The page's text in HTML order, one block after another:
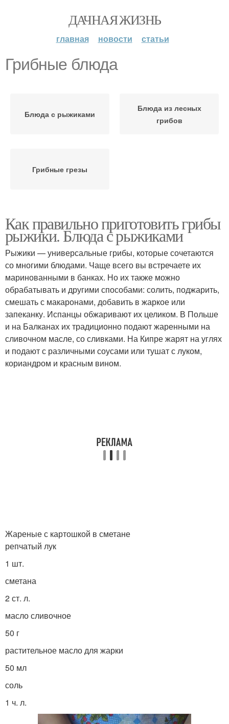
ДАЧНАЯ ЖИЗНЬ
главная новости статьи
Грибные блюда
Блюда с рыжиками
Блюда из лесных
грибов
Грибные грезы
Как правильно приготовить грибы
рыжики. Блюда с рыжиками
Рыжики — универсальные грибы, которые сочетаются
со многими блюдами. Чаще всего вы встречаете их
маринованными в банках. Но их также можно
обрабатывать и другими способами: солить, поджарить,
смешать с макаронами, добавить в жаркое или
запеканку. Испанцы обжаривают их целиком. В Польше
и на Балканах их традиционно подают жаренными на
сливочном масле, со сливками. На Кипре жарят на углях
и подают с различными соусами или тушат с луком,
кориандром и красным вином.
Жареные с картошкой в сметане
репчатый лук
1 шт.
сметана
2 ст. л.
масло сливочное
50 г
растительное масло для жарки
50 мл
соль
1 ч. л.